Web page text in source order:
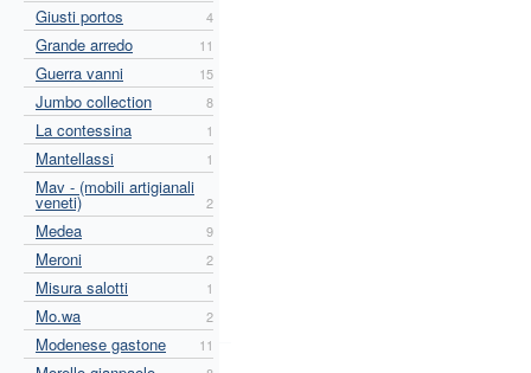
Giusti portos 4
Grande arredo 11
Guerra vanni 15
Jumbo collection 8
La contessina 1
Mantellassi 1
Mav - (mobili artigianali
veneti) 2
Medea 9
Meroni 2
Misura salotti 1
Mo.wa 2
Modenese gastone 11